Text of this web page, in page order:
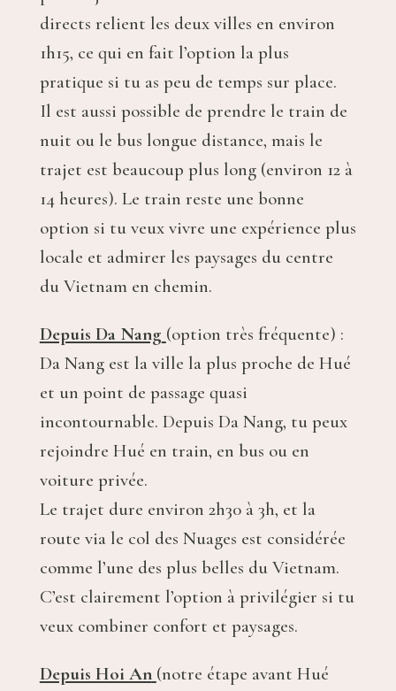
directs relient les deux villes en environ
1h15, ce qui en fait l’option la plus
pratique si tu as peu de temps sur place.
Il est aussi possible de prendre le train de
nuit ou le bus longue distance, mais le
trajet est beaucoup plus long (environ 12 à
14 heures). Le train reste une bonne
option si tu veux vivre une expérience plus
locale et admirer les paysages du centre
du Vietnam en chemin.
Depuis Da Nang (option très fréquente) :
Da Nang est la ville la plus proche de Hué
et un point de passage quasi
incontournable. Depuis Da Nang, tu peux
rejoindre Hué en train, en bus ou en
voiture privée.
Le trajet dure environ 2h30 à 3h, et la
route via le col des Nuages est considérée
comme l’une des plus belles du Vietnam.
C’est clairement l’option à privilégier si tu
veux combiner confort et paysages.
Depuis Hoi An (notre étape avant Hué